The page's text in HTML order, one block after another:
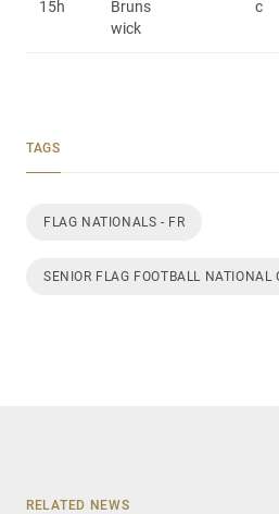
15h
Bruns
wick
c
TAGS
FLAG NATIONALS - FR
SENIOR FLAG FOOTBALL
RELATED NEWS